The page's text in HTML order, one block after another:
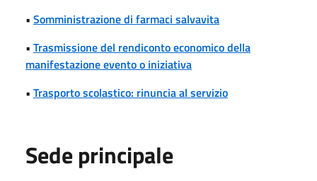
• Somministrazione di farmaci salvavita
• Trasmissione del rendiconto economico della
manifestazione evento o iniziativa
• Trasporto scolastico: rinuncia al servizio
Sede principale